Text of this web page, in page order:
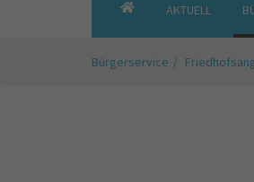
GEMEINDEAKTUELL
Bürgerservice